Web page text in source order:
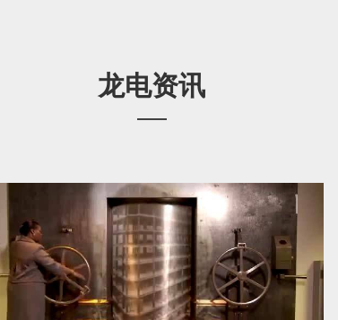
龙电资讯
查看详细